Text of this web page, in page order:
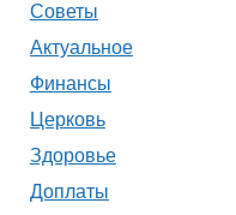
Советы
Актуальное
Финансы
Церковь
Здоровье
Доплаты